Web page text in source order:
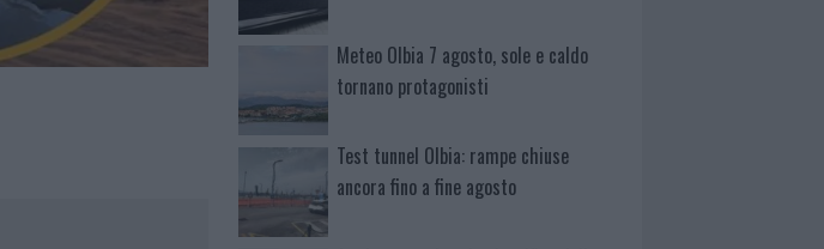
Meteo Olbia 7 agosto, sole e caldo
tornano protagonisti
Test tunnel Olbia: rampe chiuse
ancora fino a fine agosto